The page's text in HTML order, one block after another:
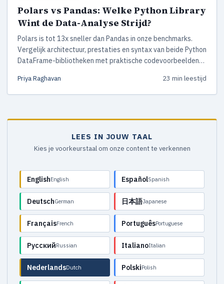
Polars vs Pandas: Welke Python Library
Wint de Data-Analyse Strijd?
Polars is tot 13x sneller dan Pandas in onze benchmarks.
Vergelijk architectuur, prestaties en syntax van beide Python
DataFrame-bibliotheken met praktische codevoorbeelden
Priya Raghavan 23 min leestijd
LEES IN JOUW TAAL
Kies je voorkeurstaal om onze content te verkennen
EnglishEnglish EspañolSpanish
DeutschGerman 日本語Japanese
FrançaisFrench PortuguêsPortuguese
РусскийRussian ItalianoItalian
NederlandsDutch PolskiPolish